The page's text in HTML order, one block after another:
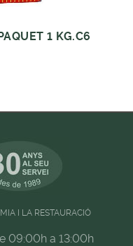
1 KG.C6
I LA RESTAURACIÓ
09:00h a 13:00h